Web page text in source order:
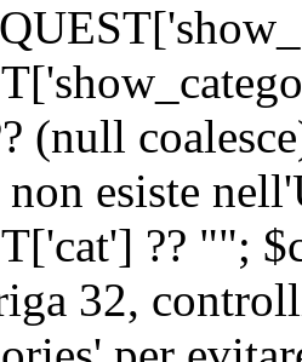
(null
esiste
?? "";
32,